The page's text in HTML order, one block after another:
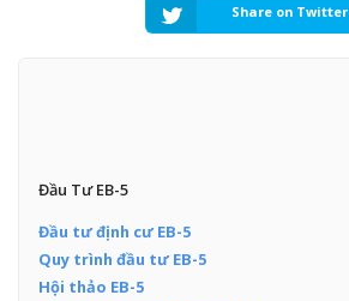
Share on Twitter
Đầu Tư EB-5
Đầu tư định cư EB-5
Quy trình đầu tư EB-5
Hội thảo EB-5